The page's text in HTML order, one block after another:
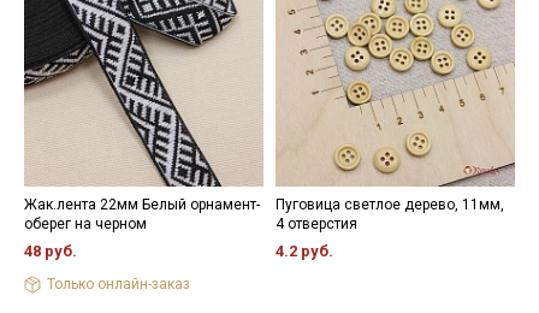
зависимости от настроек вашего монитора.
Жак.лента 22мм Белый орнамент-
оберег на черном
48 руб.
Только онлайн-заказ
Пуговица светлое дерево, 11мм,
4 отверстия
4.2 руб.